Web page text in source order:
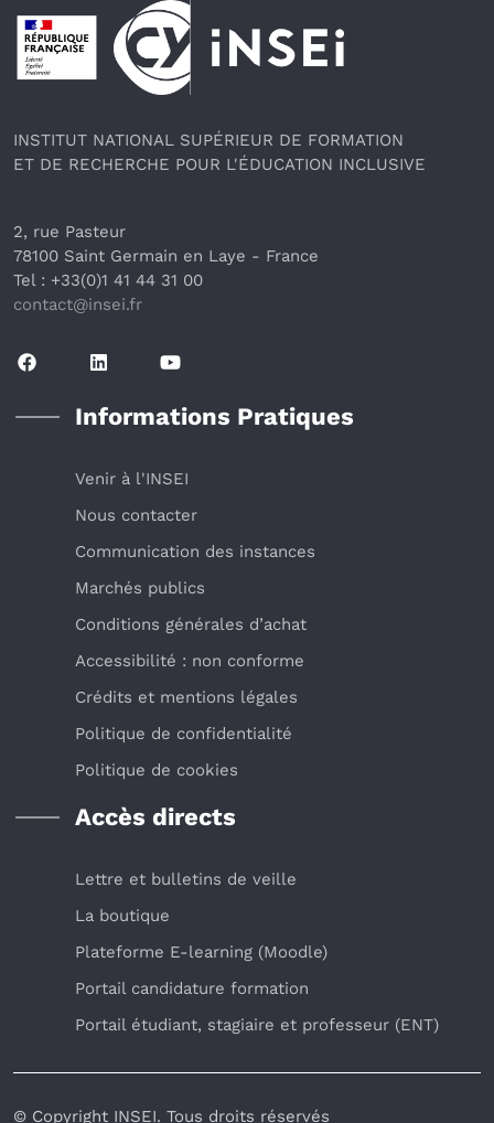
Pied de page
INSTITUT NATIONAL SUPÉRIEUR DE FORMATION
ET DE RECHERCHE POUR L'ÉDUCATION INCLUSIVE
2, rue Pasteur
78100 Saint Germain en Laye - France
Tel : +33(0)1 41 44 31 00
contact@insei.fr
Informations Pratiques
Venir à l'INSEI
Nous contacter
Communication des instances
Marchés publics
Conditions générales d’achat
Accessibilité : non conforme
Crédits et mentions légales
Politique de confidentialité
Politique de cookies
Accès directs
Lettre et bulletins de veille
La boutique
Plateforme E-learning (Moodle)
Portail candidature formation
Portail étudiant, stagiaire et professeur (ENT)
© Copyright INSEI. Tous droits réservés